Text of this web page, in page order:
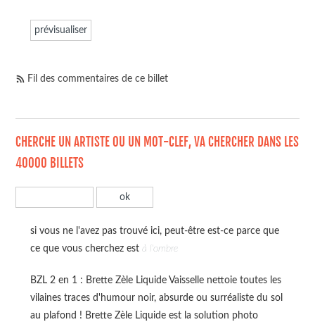
Fil des commentaires de ce billet
CHERCHE UN ARTISTE OU UN MOT-CLEF, VA CHERCHER DANS LES
40000 BILLETS
si vous ne l'avez pas trouvé ici, peut-être est-ce parce que
ce que vous cherchez est à l'ombre
BZL 2 en 1 : Brette Zèle Liquide Vaisselle nettoie toutes les
vilaines traces d'humour noir, absurde ou surréaliste du sol
au plafond ! Brette Zèle Liquide est la solution photo